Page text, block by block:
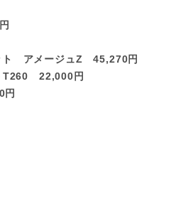
ト アメージュZ 45,270円
22,000円
円